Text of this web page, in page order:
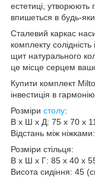
естетиці, утворюють
впишеться в будь-
Сталевий каркас
комплекту
щит натурального
це місце серцем
Купити комплект
інвестиція в
Розміри столу:
В х Ш х Д: 75 х 70 х
Відстань між
Розміри стільця:
В х Ш х Г: 85 х 40 х
Висота сидіння: 45